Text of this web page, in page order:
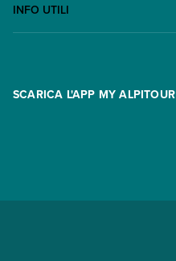
Lavora con noi
Assicurazioni
INFO UTILI
Condizioni generali di contratto
SCARICA L'APP MY ALPITOUR